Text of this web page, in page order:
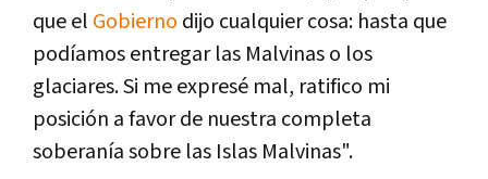
que el Gobierno dijo cualquier cosa: hasta que
podíamos entregar las Malvinas o los
glaciares. Si me expresé mal, ratifico mi
posición a favor de nuestra completa
soberanía sobre las Islas Malvinas".